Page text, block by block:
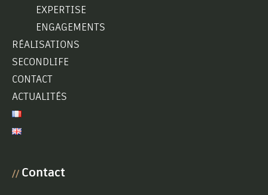
EXPERTISE
ENGAGEMENTS
RÉALISATIONS
SECONDLIFE
CONTACT
ACTUALITÉS
// Contact